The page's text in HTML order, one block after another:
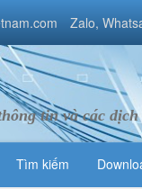
Zalo,
tin và các
Tìm kiếm